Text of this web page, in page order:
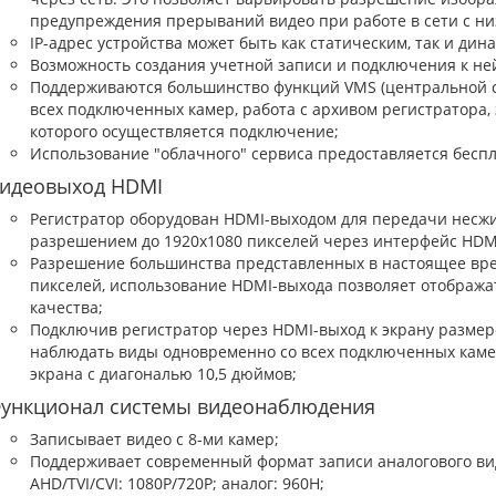
предупреждения прерываний видео при работе в сети с
IP-адрес устройства может быть как статическим, так и
Возможность создания учетной записи и подключения к
Поддерживаются большинство функций VMS
всех подключенных камер, работа с архивом
которого осуществляется подключение;
Использование "облачного" сервиса предоставляется
HDMI
Регистратор оборудован HDMI-выходом для передачи
разрешением до 1920х1080 пикселей через интерфейс
Разрешение большинства представленных в настоящее
пикселей, использование HDMI-выхода позволяет
качества;
Подключив регистратор через HDMI-выход к экрану
наблюдать виды одновременно со всех подключенных
экрана с диагональю 10,5 дюймов;
системы видеонаблюдения
Записывает видео с 8-ми камер;
Поддерживает современный формат записи аналогового
AHD/TVI/CVI: 1080P/720P; аналог: 960H;